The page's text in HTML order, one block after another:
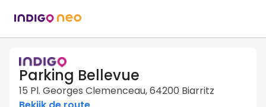
Parking Bellevue
15 Pl. Georges Clemenceau, 64200 Biarritz